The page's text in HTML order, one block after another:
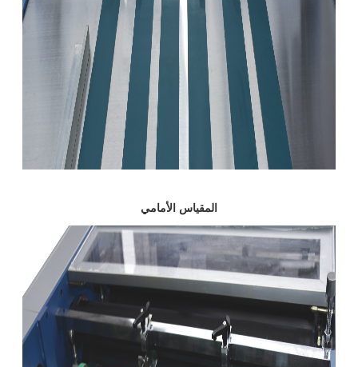
المقياس الأمامي